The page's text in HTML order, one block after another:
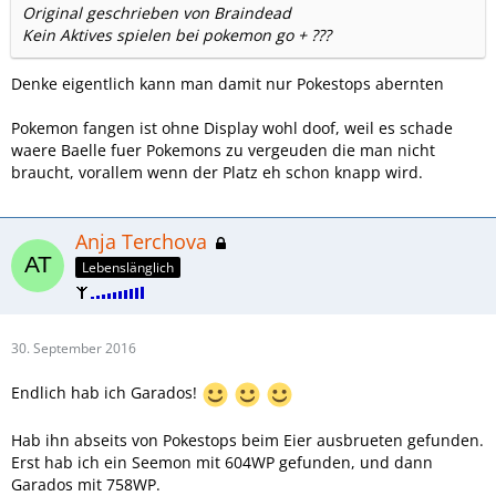
Original geschrieben von Braindead
Kein Aktives spielen bei pokemon go + ???
Denke eigentlich kann man damit nur Pokestops abernten
Pokemon fangen ist ohne Display wohl doof, weil es schade
waere Baelle fuer Pokemons zu vergeuden die man nicht
braucht, vorallem wenn der Platz eh schon knapp wird.
Anja Terchova
Lebenslänglich
30. September 2016
Endlich hab ich Garados!
Hab ihn abseits von Pokestops beim Eier ausbrueten gefunden.
Erst hab ich ein Seemon mit 604WP gefunden, und dann
Garados mit 758WP.